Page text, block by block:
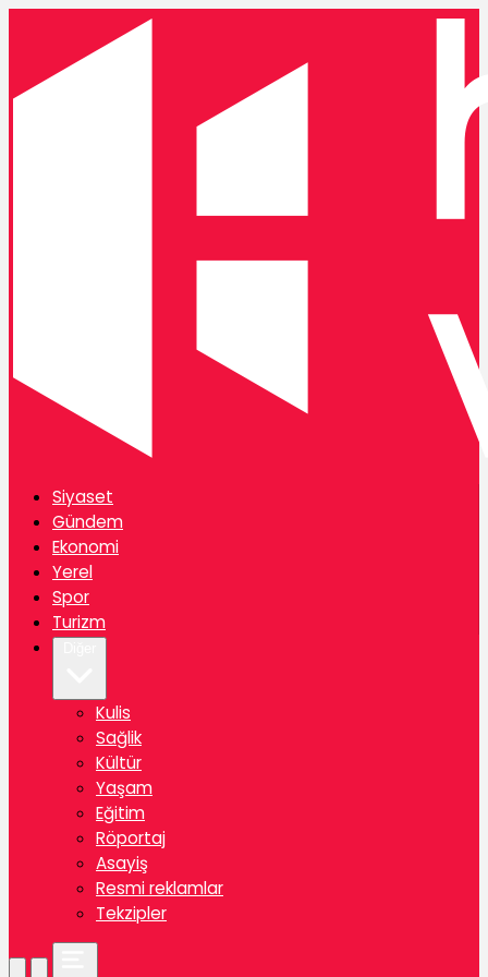
Siyaset
Gündem
Ekonomi
Yerel
Spor
Turizm
Kulis
Sağlik
Kültür
Yaşam
Eğitim
Röportaj
Asayiş
Resmi reklamlar
Tekzipler